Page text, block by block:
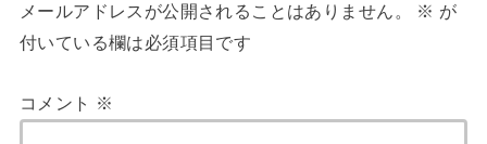
メールアドレスが公開されることはありません。 ※ が
付いている欄は必須項目です
コメント ※